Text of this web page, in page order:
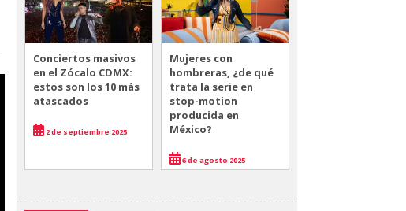
Conciertos masivos
en el Zócalo CDMX:
estos son los 10 más
atascados
2 de septiembre 2025
Mujeres con
hombreras, ¿de qué
trata la serie en
stop-motion
producida en
México?
6 de agosto 2025